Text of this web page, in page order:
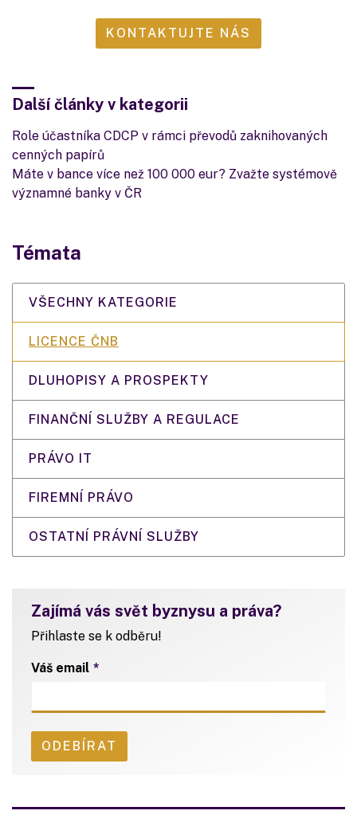
KONTAKTUJTE NÁS
Další články v kategorii
Role účastníka CDCP v rámci převodů zaknihovaných
cenných papírů
Máte v bance více než 100 000 eur? Zvažte systémově
významné banky v ČR
Témata
VŠECHNY KATEGORIE
LICENCE ČNB
DLUHOPISY A PROSPEKTY
FINANČNÍ SLUŽBY A REGULACE
PRÁVO IT
FIREMNÍ PRÁVO
OSTATNÍ PRÁVNÍ SLUŽBY
Zajímá vás svět byznysu a práva?
Přihlaste se k odběru!
Váš email